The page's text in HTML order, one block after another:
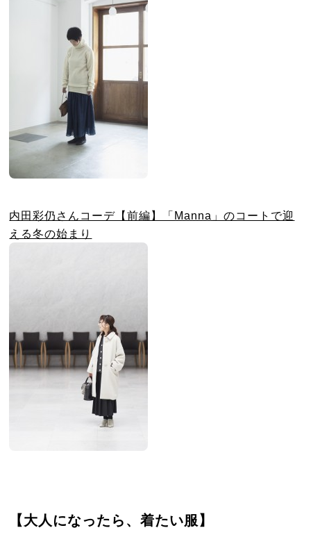
内田彩仍さんコーデ【前編】「Manna」のコートで迎
える冬の始まり
【大人になったら、着たい服】